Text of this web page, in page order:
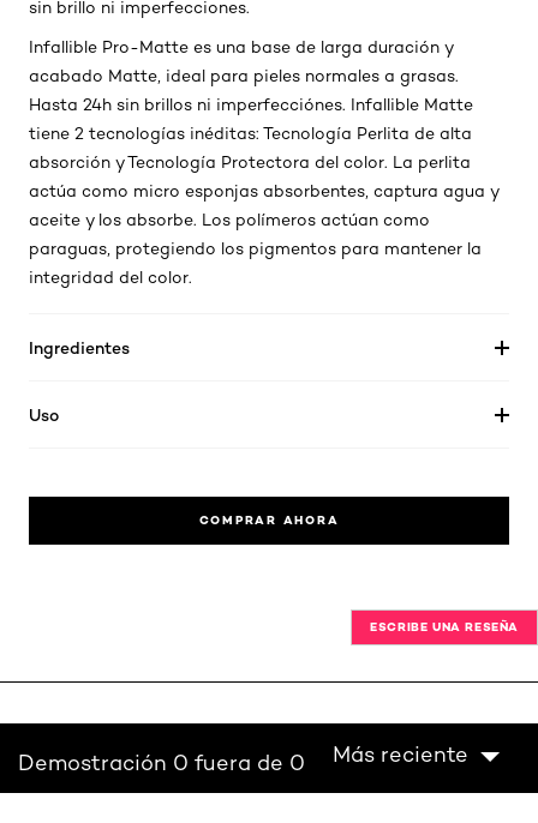
sin brillo ni imperfecciones.
Infallible Pro-Matte es una base de larga duración y
acabado Matte, ideal para pieles normales a grasas.
Hasta 24h sin brillos ni imperfecciónes. Infallible Matte
tiene 2 tecnologías inéditas: Tecnología Perlita de alta
absorción y Tecnología Protectora del color. La perlita
actúa como micro esponjas absorbentes, captura agua y
aceite y los absorbe. Los polímeros actúan como
paraguas, protegiendo los pigmentos para mantener la
integridad del color.
Ingredientes
Uso
COMPRAR AHORA
ESCRIBE UNA RESEÑA
Demostración 0 fuera de 0 Más reciente